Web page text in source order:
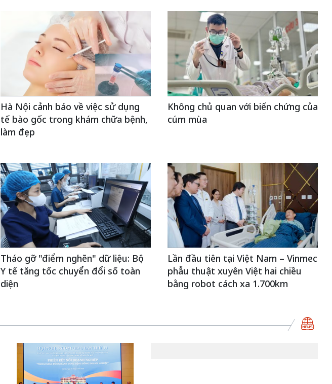
Hà Nội cảnh báo về việc sử dụng
tế bào gốc trong khám chữa bệnh,
làm đẹp
Không chủ quan với biến chứng của
cúm mùa
Tháo gỡ "điểm nghẽn" dữ liệu: Bộ
Y tế tăng tốc chuyển đổi số toàn
diện
Lần đầu tiên tại Việt Nam – Vinmec
phẫu thuật xuyên Việt hai chiều
bằng robot cách xa 1.700km